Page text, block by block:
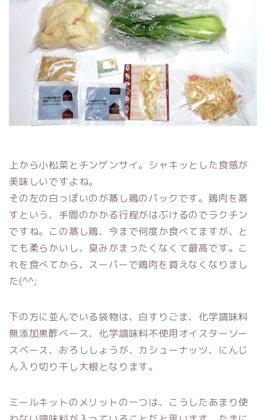
上から小松菜とチンゲンサイ。シャキッとした食感が
美味しいですよね。
その左の白っぽいのが蒸し鶏のパックです。鶏肉を蒸
すという、手間のかかる行程がはぶけるのでラクチン
ですね。この蒸し鶏、今まで何度か食べてますが、と
ても柔らかいし、臭みがまったくなくて最高です。こ
れを食べてから、スーパーで鶏肉を買えなくなりまし
た(^^;
下の方に並んでいる袋物は、白すりごま、化学調味料
無添加黒酢ベース、化学調味料不使用オイスターソー
スベース、おろししょうが、カシューナッツ、にんじ
ん入り切り干し大根となります。
ミールキットのメリットの一つは、こうしたあまり使